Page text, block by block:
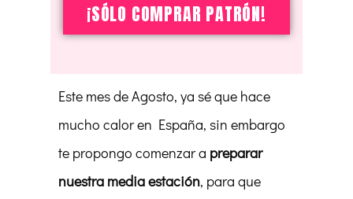
¡SÓLO COMPRAR PATRÓN!
Este mes de Agosto, ya sé que hace
mucho calor en España, sin embargo
te propongo comenzar a preparar
nuestra media estación, para que